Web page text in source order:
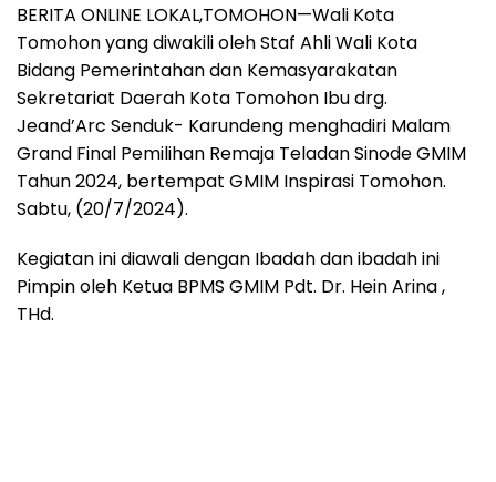
BERITA ONLINE LOKAL,TOMOHON—Wali Kota
Tomohon yang diwakili oleh Staf Ahli Wali Kota
Bidang Pemerintahan dan Kemasyarakatan
Sekretariat Daerah Kota Tomohon Ibu drg.
Jeand’Arc Senduk- Karundeng menghadiri Malam
Grand Final Pemilihan Remaja Teladan Sinode GMIM
Tahun 2024, bertempat GMIM Inspirasi Tomohon.
Sabtu, (20/7/2024).
Kegiatan ini diawali dengan Ibadah dan ibadah ini
Pimpin oleh Ketua BPMS GMIM Pdt. Dr. Hein Arina ,
THd.